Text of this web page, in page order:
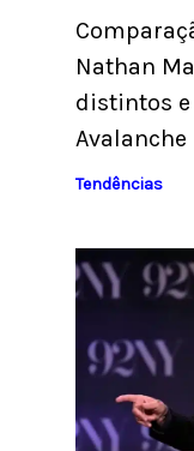
Nathan
distintos e
Avalanche
Tendências